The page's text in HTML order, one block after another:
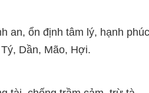
an, ổn định tâm lý, hạnh
Dần, Mão, Hợi.